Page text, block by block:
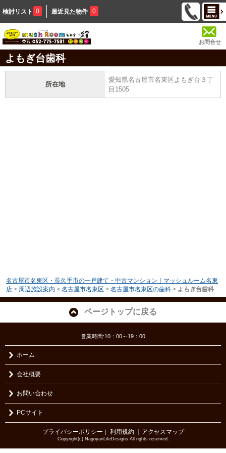
検討リスト 0 最近見た物件 0
お問合せ
よもぎ台歯科
所在地
愛知県名古屋市名東区よもぎ台３丁
目1505
名古屋市名東区・長久手市の一戸建て・中古マンション｜マッシュルーム名東
店 > 周辺施設案内 > 名古屋市名東区 > 名古屋市名東区の歯科 > よもぎ台歯科
ページトップに戻る
営業時間:10：00～19：00
ホーム
会社概要
お問い合わせ
PCサイト
プライバシーポリシー ｜ 利用規約 ｜アクセスマップ
Copyright(c) NagoyanLifeDesigns All rights reserved.